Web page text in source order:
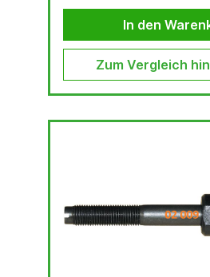
Zuleitungsdruck von 7 bar)
Zuleitungsdruck/Arbeitsbereich 2,8 - 10
Luftanschluss:...
In den
Zum Vergleich